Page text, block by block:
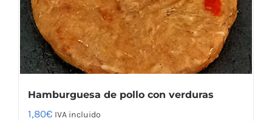
Hamburguesa de pollo con verduras
1,80€ IVA incluido